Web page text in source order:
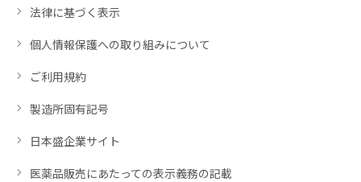
法律に基づく表示
個人情報保護への取り組みについて
ご利用規約
製造所固有記号
日本盛企業サイト
医薬品販売にあたっての表示義務の記載